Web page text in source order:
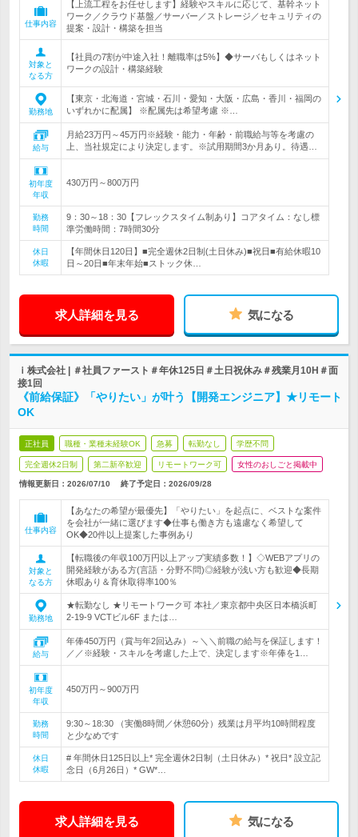
仕事内容
【上流工程をお任せします】経験やスキルに応じて、基幹ネット
ワーク／クラウド基盤／サーバー／ストレージ／セキュリティの
提案・設計・構築を担当
対象と
なる方
【社員の7割が中途入社！離職率は5%】◆サーバもしくはネット
ワークの設計・構築経験
勤務地
【東京・北海道・宮城・石川・愛知・大阪・広島・香川・福岡の
いずれかに配属】 ※配属先は希望考慮 ※…
給与
月給23万円～45万円※経験・能力・年齢・前職給与等を考慮の
上、当社規定により決定します。※試用期間3か月あり。待遇…
初年度
年収
430万円～800万円
勤務
時間
9：30～18：30【フレックスタイム制あり】コアタイム：なし標
準労働時間：7時間30分
休日
休暇
【年間休日120日】■完全週休2日制(土日休み)■祝日■有給休暇10
日～20日■年末年始■ストック休…
求人詳細を見る 気になる
ｉ株式会社 | ＃社員ファースト＃年休125日＃土日祝休み＃残業月10H＃面
接1回
《前給保証》「やりたい」が叶う【開発エンジニア】★リモート
OK
正社員 職種・業種未経験OK 急募 転勤なし 学歴不問
完全週休2日制 第二新卒歓迎 リモートワーク可 女性のおしごと掲載中
情報更新日：2026/07/10 終了予定日： 2026/09/28
仕事内容
【あなたの希望が最優先】「やりたい」を起点に、ベストな案件
を会社が一緒に選びます◆仕事も働き方も遠慮なく希望して
OK◆20件以上提案した事例あり
対象と
なる方
【転職後の年収100万円以上アップ実績多数！】◇WEBアプリの
開発経験がある方(言語・分野不問)◎経験が浅い方も歓迎◆長期
休暇あり＆育休取得率100％
勤務地
★転勤なし ★リモートワーク可 本社／東京都中央区日本橋浜町
2-19-9 VCTビル6F または…
給与
年俸450万円（賞与年2回込み）～＼＼前職の給与を保証します！
／／※経験・スキルを考慮した上で、決定します※年俸を1…
初年度
年収
450万円～900万円
勤務
時間
9:30～18:30 （実働8時間／休憩60分）残業は月平均10時間程度
と少なめです
休日
休暇
# 年間休日125日以上* 完全週休2日制（土日休み）* 祝日* 設立記
念日（6月26日）* GW*…
求人詳細を見る 気になる